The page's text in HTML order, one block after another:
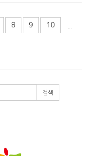
8 9 10
검색